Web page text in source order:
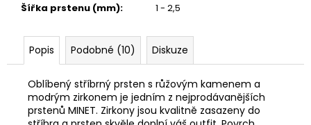
Šířka prstenu (mm): 1 - 2,5
Popis Podobné (10) Diskuze
Oblíbený stříbrný prsten s růžovým kamenem a
modrým zirkonem je jedním z nejprodávanějších
prstenů MINET. Zirkony jsou kvalitně zasazeny do